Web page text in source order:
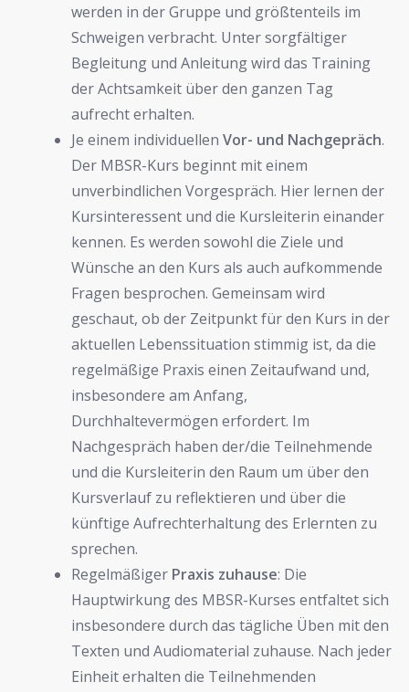
werden in der Gruppe und größtenteils im
Schweigen verbracht. Unter sorgfältiger
Begleitung und Anleitung wird das Training
der Achtsamkeit über den ganzen Tag
aufrecht erhalten.
Je einem individuellen Vor- und Nachgepräch.
Der MBSR-Kurs beginnt mit einem
unverbindlichen Vorgespräch. Hier lernen der
Kursinteressent und die Kursleiterin einander
kennen. Es werden sowohl die Ziele und
Wünsche an den Kurs als auch aufkommende
Fragen besprochen. Gemeinsam wird
geschaut, ob der Zeitpunkt für den Kurs in der
aktuellen Lebenssituation stimmig ist, da die
regelmäßige Praxis einen Zeitaufwand und,
insbesondere am Anfang,
Durchhaltevermögen erfordert. Im
Nachgespräch haben der/die Teilnehmende
und die Kursleiterin den Raum um über den
Kursverlauf zu reflektieren und über die
künftige Aufrechterhaltung des Erlernten zu
sprechen.
Regelmäßiger Praxis zuhause: Die
Hauptwirkung des MBSR-Kurses entfaltet sich
insbesondere durch das tägliche Üben mit den
Texten und Audiomaterial zuhause. Nach jeder
Einheit erhalten die Teilnehmenden